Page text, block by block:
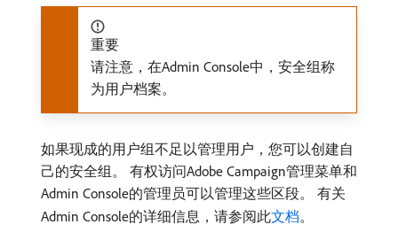
重要
请注意，在Admin Console中，安全组称
为用户档案。
如果现成的用户组不足以管理用户，您可以创建自
己的安全组。 有权访问Adobe Campaign管理菜单和
Admin Console的管理员可以管理这些区段。 有关
Admin Console的详细信息，请参阅此文档。